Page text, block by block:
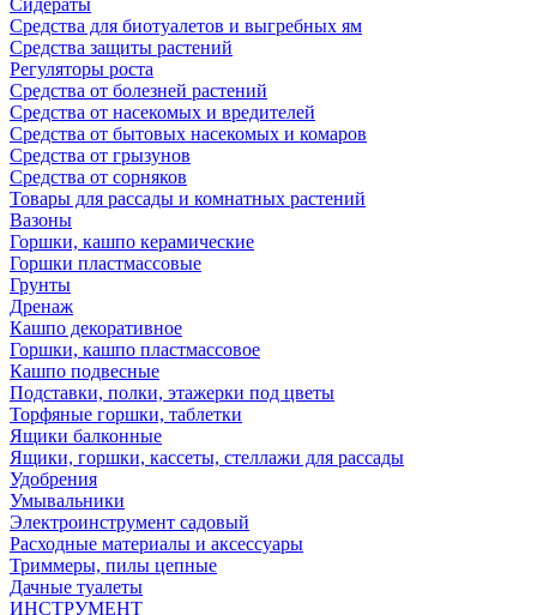
Сидераты
Средства для биотуалетов и выгребных ям
Средства защиты растений
Регуляторы роста
Средства от болезней растений
Средства от насекомых и вредителей
Средства от бытовых насекомых и комаров
Средства от грызунов
Средства от сорняков
Товары для рассады и комнатных растений
Вазоны
Горшки, кашпо керамические
Горшки пластмассовые
Грунты
Дренаж
Кашпо декоративное
Горшки, кашпо пластмассовое
Кашпо подвесные
Подставки, полки, этажерки под цветы
Торфяные горшки, таблетки
Ящики балконные
Ящики, горшки, кассеты, стеллажи для рассады
Удобрения
Умывальники
Электроинструмент садовый
Расходные материалы и аксессуары
Триммеры, пилы цепные
Дачные туалеты
ИНСТРУМЕНТ